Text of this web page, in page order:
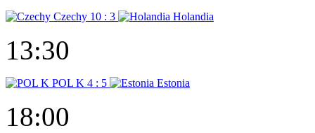
Czechy 10 : 3 Holandia
13:30
POL K 4 : 5 Estonia
18:00